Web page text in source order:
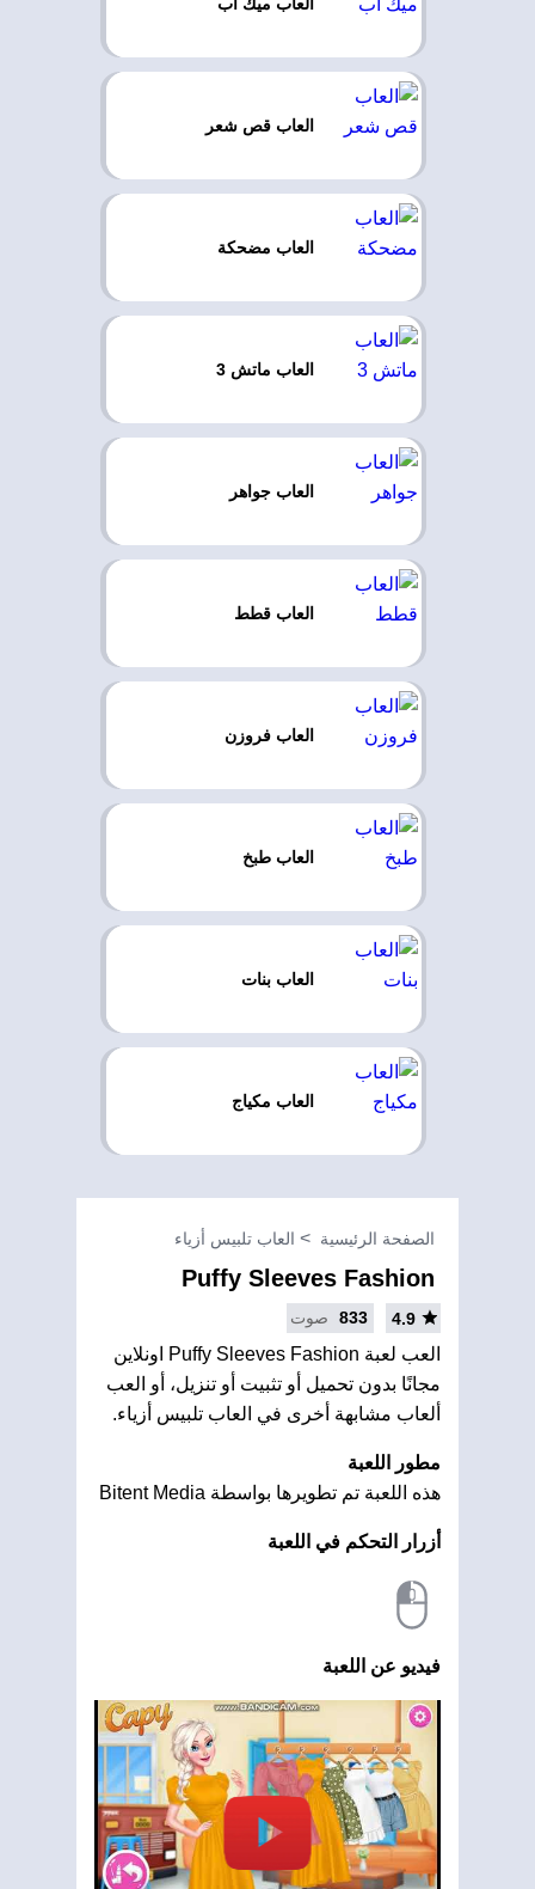
العاب قص شعر
العاب مضحكة
العاب ماتش 3
العاب جواهر
العاب قطط
العاب فروزن
العاب طبخ
العاب بنات
العاب مكياج
الصفحة الرئيسية العاب تلبيس أزياء
Puffy Sleeves Fashion
4.9
833 صوت
العب لعبة Puffy Sleeves Fashion اونلاين
مجانًا بدون تحميل أو تثبيت أو تنزيل، أو العب
ألعاب مشابهة أخرى في العاب تلبيس أزياء.
مطور اللعبة
هذه اللعبة تم تطويرها بواسطة Bitent Media
أزرار التحكم في اللعبة
فيديو عن اللعبة